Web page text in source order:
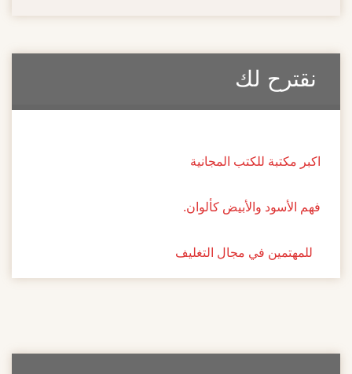
نقترح لك
اكبر مكتبة للكتب المجانية
فهم الأسود والأبيض كألوان.
للمهتمين في مجال التغليف